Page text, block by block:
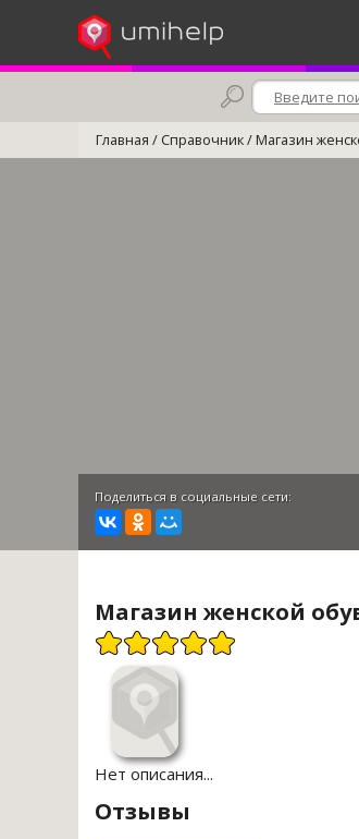
Главная / Справочник/Магазин
Поделиться в социальные сети:
Магазин женской
Нет описания...
Отзывы